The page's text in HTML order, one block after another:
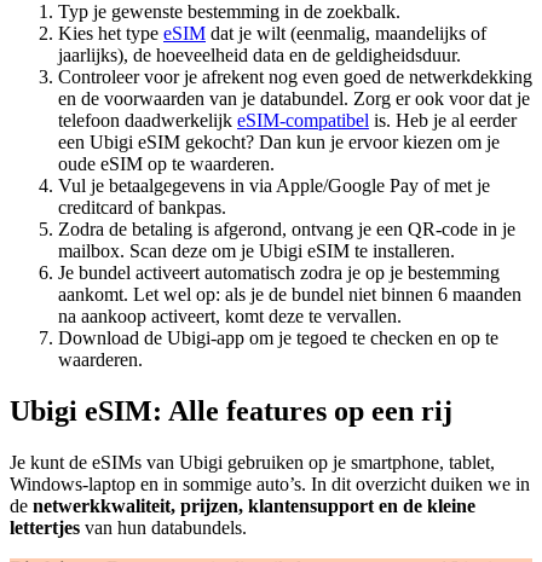
Typ je gewenste bestemming in de zoekbalk.
Kies het type eSIM dat je wilt (eenmalig, maandelijks of
jaarlijks), de hoeveelheid data en de geldigheidsduur.
Controleer voor je afrekent nog even goed de netwerkdekking
en de voorwaarden van je databundel. Zorg er ook voor dat je
telefoon daadwerkelijk eSIM-compatibel is. Heb je al eerder
een Ubigi eSIM gekocht? Dan kun je ervoor kiezen om je
oude eSIM op te waarderen.
Vul je betaalgegevens in via Apple/Google Pay of met je
creditcard of bankpas.
Zodra de betaling is afgerond, ontvang je een QR-code in je
mailbox. Scan deze om je Ubigi eSIM te installeren.
Je bundel activeert automatisch zodra je op je bestemming
aankomt. Let wel op: als je de bundel niet binnen 6 maanden
na aankoop activeert, komt deze te vervallen.
Download de Ubigi-app om je tegoed te checken en op te
waarderen.
Ubigi eSIM: Alle features op een rij
Je kunt de eSIMs van Ubigi gebruiken op je smartphone, tablet,
Windows-laptop en in sommige auto’s. In dit overzicht duiken we in
de netwerkkwaliteit, prijzen, klantensupport en de kleine
lettertjes van hun databundels.